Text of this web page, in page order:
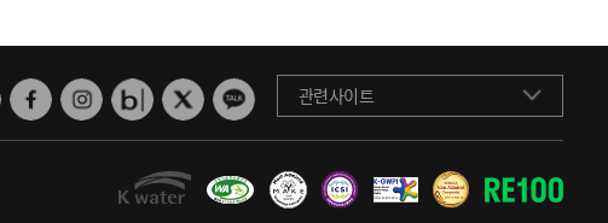
관련사이트